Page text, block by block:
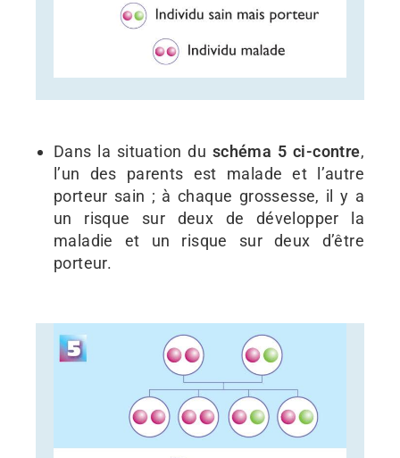
Dans la situation du schéma 5 ci-contre,
l’un des parents est malade et l’autre
porteur sain ; à chaque grossesse, il y a
un risque sur deux de développer la
maladie et un risque sur deux d’être
porteur.